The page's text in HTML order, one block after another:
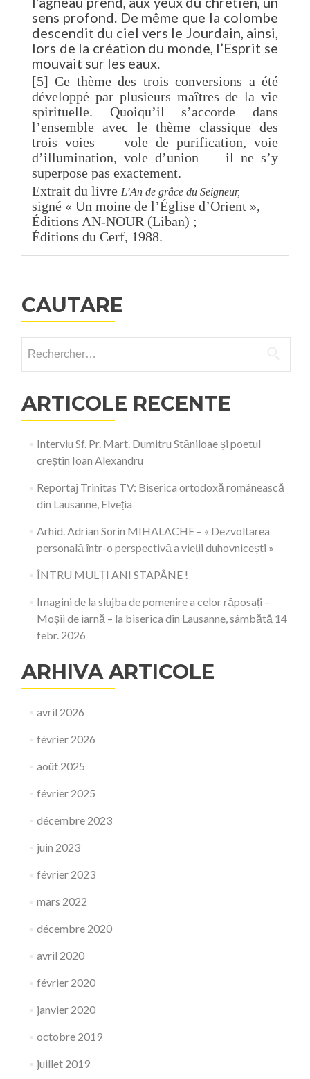
sens profond. De même que la colombe
descendit du ciel vers le Jourdain, ainsi,
lors de la création du monde, l’Esprit se
mouvait sur les eaux.
[5] Ce thème des trois conversions a été
développé par plusieurs maîtres de la vie
spirituelle. Quoiqu’il s’accorde dans
l’ensemble avec le thème classique des
trois voies — vole de purification, voie
d’illumination, vole d’union — il ne s’y
superpose pas exactement.
Extrait du livre L’An de grâce du Seigneur,
signé « Un moine de l’Église d’Orient »,
Éditions AN-NOUR (Liban) ;
Éditions du Cerf, 1988.
CAUTARE
ARTICOLE RECENTE
Interviu Sf. Pr. Mart. Dumitru Stăniloae și poetul
creștin Ioan Alexandru
Reportaj Trinitas TV: Biserica ortodoxă românească
din Lausanne, Elveția
Arhid. Adrian Sorin MIHALACHE – « Dezvoltarea
personală într-o perspectivă a vieții duhovnicești »
ÎNTRU MULȚI ANI STAPÂNE !
Imagini de la slujba de pomenire a celor răposați –
Moșii de iarnă – la biserica din Lausanne, sâmbătă 14
febr. 2026
ARHIVA ARTICOLE
avril 2026
février 2026
août 2025
février 2025
décembre 2023
juin 2023
février 2023
mars 2022
décembre 2020
avril 2020
février 2020
janvier 2020
octobre 2019
juillet 2019